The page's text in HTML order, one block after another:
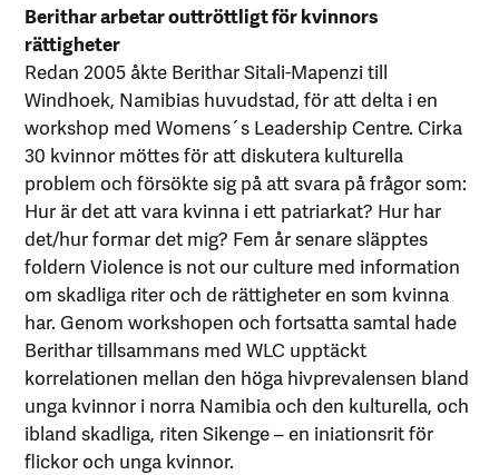
Berithar arbetar outtröttligt för kvinnors
rättigheter
Redan 2005 åkte Berithar Sitali-Mapenzi till
Windhoek, Namibias huvudstad, för att delta i en
workshop med Womens´s Leadership Centre. Cirka
30 kvinnor möttes för att diskutera kulturella
problem och försökte sig på att svara på frågor som:
Hur är det att vara kvinna i ett patriarkat? Hur har
det/hur formar det mig? Fem år senare släpptes
foldern Violence is not our culture med information
om skadliga riter och de rättigheter en som kvinna
har. Genom workshopen och fortsatta samtal hade
Berithar tillsammans med WLC upptäckt
korrelationen mellan den höga hivprevalensen bland
unga kvinnor i norra Namibia och den kulturella, och
ibland skadliga, riten Sikenge – en iniationsrit för
flickor och unga kvinnor.